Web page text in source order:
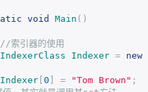
void Main ()
//索引器的使用
IndexerClass
Indexer = new
Indexer 0 = "Tom Brown" ;